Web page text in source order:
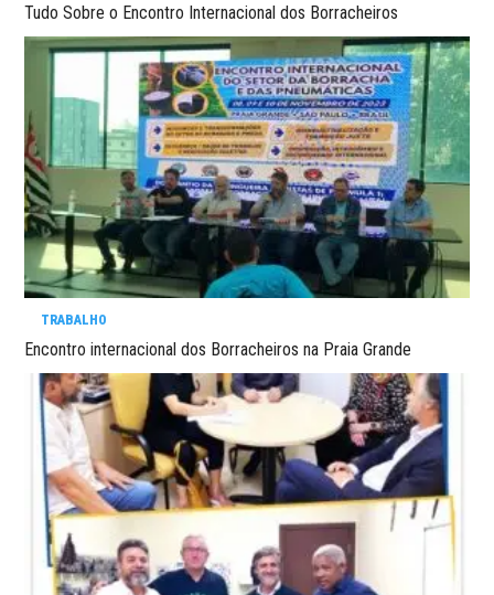
Tudo Sobre o Encontro Internacional dos Borracheiros
TRABALHO
Encontro internacional dos Borracheiros na Praia Grande